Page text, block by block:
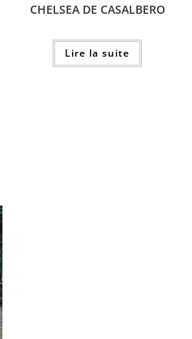
CHELSEA DE CASALBERO
Lire la suite